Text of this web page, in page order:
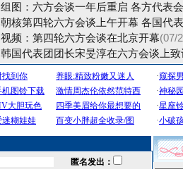
组图：六方会谈一年后重启 各方代表
朝核第四轮六方会谈上午开幕 各国代
视频：第四轮六方会谈在北京开幕(07/
韩国代表团团长宋旻淳在六方会谈上
匿名发出：